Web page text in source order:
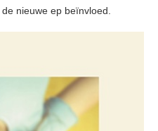
nieuwe ep beïnvloed.